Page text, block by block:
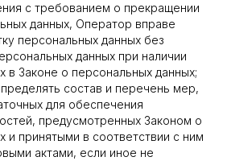
с требованием о прекращении
данных, Оператор вправе
персональных данных без
данных при наличии
в Законе о персональных данных;
состав и перечень мер,
для обеспечения
предусмотренных Законом о
и принятыми в соответствии с ним
актами, если иное не